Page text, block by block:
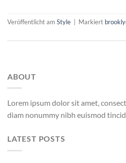
Veröffentlicht am Style Markiert
ABOUT
Lorem ipsum dolor sit amet,
diam nonummy nibh euismod
LATEST POSTS